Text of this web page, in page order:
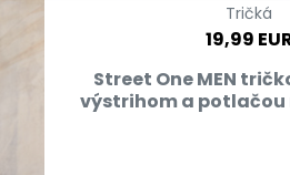
Tričká
19,99
Street One MEN
výstrihom a potlačou